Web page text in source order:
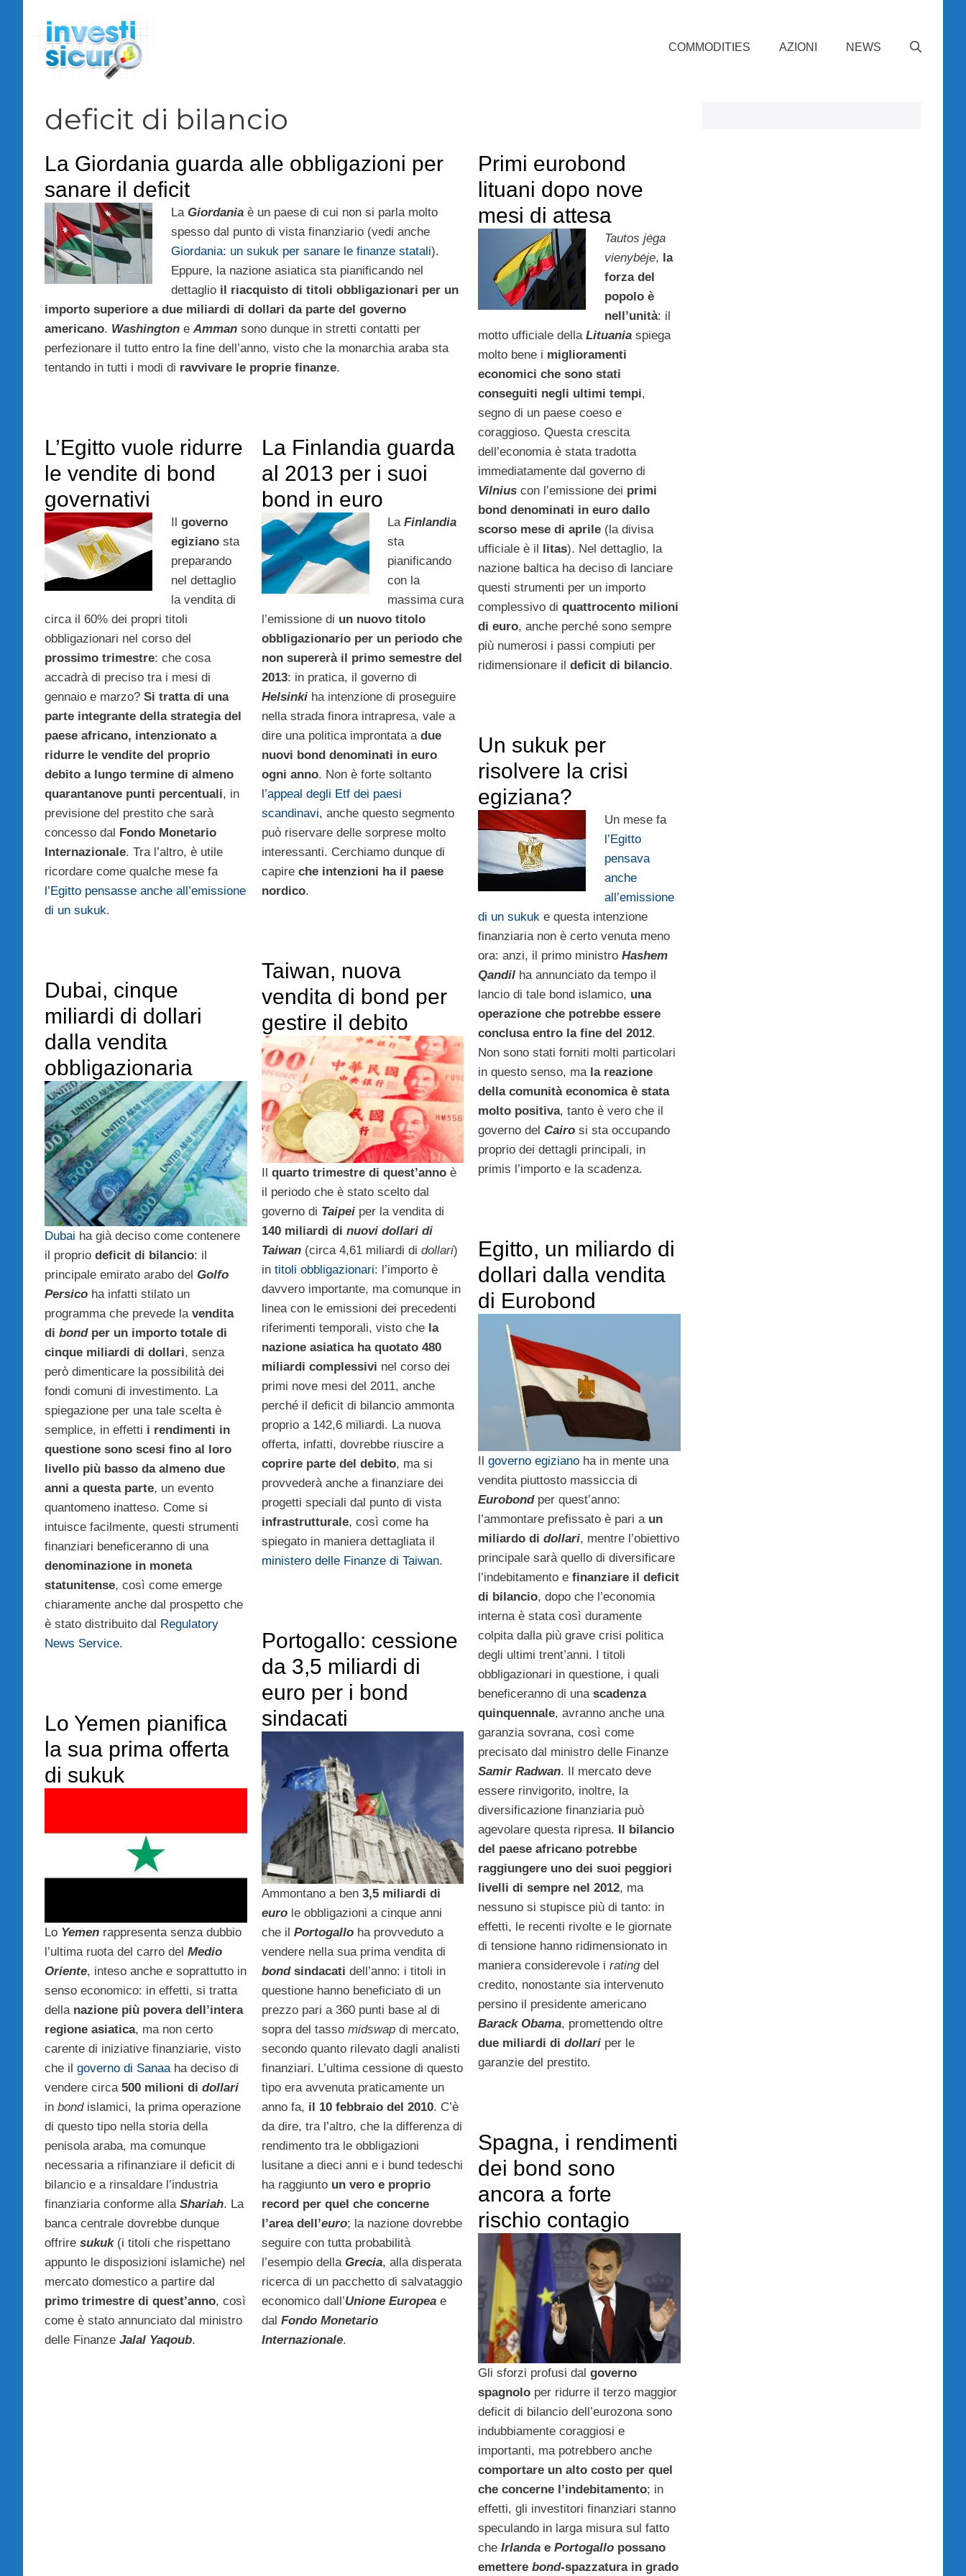
contenuto
COMMODITIES AZIONI NEWS
deficit di bilancio
La Giordania guarda alle obbligazioni per
sanare il deficit
La Giordania è un paese di cui non si parla molto
spesso dal punto di vista finanziario (vedi anche
Giordania: un sukuk per sanare le finanze statali).
Eppure, la nazione asiatica sta pianificando nel
dettaglio il riacquisto di titoli obbligazionari per un
importo superiore a due miliardi di dollari da parte del governo
americano. Washington e Amman sono dunque in stretti contatti per
perfezionare il tutto entro la fine dell’anno, visto che la monarchia araba sta
tentando in tutti i modi di ravvivare le proprie finanze.
Primi eurobond
lituani dopo nove
mesi di attesa
Tautos jėga
vienybėje, la
forza del
popolo è
nell’unità: il
motto ufficiale dellaLituania spiega
molto bene i miglioramenti
economici che sono stati
conseguiti negli ultimi tempi,
segno di un paese coeso e
coraggioso. Questa crescita
dell’economia è stata tradotta
immediatamente dal governo di
Vilnius con l’emissione dei primi
bond denominati in euro dallo
scorso mese di aprile (la divisa
ufficiale è il litas). Nel dettaglio, la
nazione baltica ha deciso di lanciare
questi strumenti per un importo
complessivo diquattrocento milioni
di euro, anche perché sono sempre
più numerosi i passi compiuti per
ridimensionare ildeficit di bilancio.
L’Egitto vuole ridurre
le vendite di bond
governativi
Il governo
egizianosta
preparando
nel dettaglio
la vendita di
circa il 60% dei propri titoli
obbligazionari nel corso del
prossimo trimestre: che cosa
accadrà di preciso tra i mesi di
gennaio e marzo? Si tratta di una
parte integrante della strategia del
paese africano, intenzionato a
ridurre le vendite del proprio
debito a lungo termine di almeno
quarantanove punti percentuali, in
previsione del prestito che sarà
concesso dal Fondo Monetario
Internazionale. Tra l’altro, è utile
ricordare come qualche mese fa
l’Egitto pensasse anche all’emissione
di un sukuk.
La Finlandia guarda
al 2013 per i suoi
bond in euro
LaFinlandia
sta
pianificando
con la
massima cura
l’emissione di un nuovo titolo
obbligazionario per un periodo che
non supererà il primo semestre del
2013: in pratica, il governo di
Helsinkiha intenzione di proseguire
nella strada finora intrapresa, vale a
dire una politica improntata a due
nuovi bond denominati in euro
ogni anno. Non è forte soltanto
l’appeal degli Etf dei paesi
scandinavi, anche questo segmento
può riservare delle sorprese molto
interessanti. Cerchiamo dunque di
capire che intenzioni ha il paese
nordico.
Un sukuk per
risolvere la crisi
egiziana?
Un mese fa
l’Egitto
pensava
anche
all’emissione
di un sukuk e questa intenzione
finanziaria non è certo venuta meno
ora: anzi, il primo ministroHashem
Qandil ha annunciato da tempo il
lancio di tale bond islamico, una
operazione che potrebbe essere
conclusa entro la fine del 2012.
Non sono stati forniti molti particolari
in questo senso, ma la reazione
della comunità economica è stata
molto positiva, tanto è vero che il
governo delCairo si sta occupando
proprio dei dettagli principali, in
primis l’importo e la scadenza.
Taiwan, nuova
vendita di bond per
gestire il debito
quarto trimestre di quest’annoè
il periodo che è stato scelto dal
governo di Taipeiper la vendita di
140 miliardi di nuovi dollari di
Taiwan(circa 4,61 miliardi di dollari)
in titoli obbligazionari: l’importo è
davvero importante, ma comunque in
linea con le emissioni dei precedenti
riferimenti temporali, visto che la
nazione asiatica ha quotato 480
miliardi complessivi nel corso dei
primi nove mesi del 2011, anche
perché il deficit di bilancio ammonta
proprio a 142,6 miliardi. La nuova
offerta, infatti, dovrebbe riuscire a
coprire parte del debito, ma si
provvederà anche a finanziare dei
progetti speciali dal punto di vista
infrastrutturale, così come ha
spiegato in maniera dettagliata il
ministero delle Finanze di Taiwan.
Dubai, cinque
miliardi di dollari
dalla vendita
obbligazionaria
Dubai ha già deciso come contenere
il proprio deficit di bilancio: il
principale emirato arabo del Golfo
Persico ha infatti stilato un
programma che prevede la vendita
di bondper un importo totale di
cinque miliardi di dollari, senza
però dimenticare la possibilità dei
fondi comuni di investimento. La
spiegazione per una tale scelta è
semplice, in effetti i rendimenti in
questione sono scesi fino al loro
livello più basso da almeno due
anni a questa parte, un evento
quantomeno inatteso. Come si
intuisce facilmente, questi strumenti
finanziari beneficeranno di una
denominazione in moneta
statunitense, così come emerge
chiaramente anche dal prospetto che
è stato distribuito dal Regulatory
News Service.
Egitto, un miliardo di
dollari dalla vendita
di Eurobond
Ilgoverno egiziano ha in mente una
vendita piuttosto massiccia di
Eurobondper quest’anno:
l’ammontare prefissato è pari a un
miliardo didollari, mentre l’obiettivo
principale sarà quello di diversificare
l’indebitamento efinanziare il deficit
di bilancio, dopo che l’economia
interna è stata così duramente
colpita dalla più grave crisi politica
degli ultimi trent’anni. I titoli
obbligazionari in questione, i quali
beneficeranno di unascadenza
quinquennale, avranno anche una
garanzia sovrana, così come
precisato dal ministro delle Finanze
Samir Radwan. Il mercato deve
essere rinvigorito, inoltre, la
diversificazione finanziaria può
agevolare questa ripresa.
Il bilancio
del paese africano potrebbe
raggiungere uno dei suoi peggiori
livelli di sempre nel 2012, ma
nessuno si stupisce più di tanto: in
effetti, le recenti rivolte e le giornate
di tensione hanno ridimensionato in
maniera considerevole iratingdel
credito, nonostante sia intervenuto
persino il presidente americano
Barack Obama, promettendo oltre
due miliardi didollari per le
garanzie del prestito.
Portogallo: cessione
da 3,5 miliardi di
euro per i bond
sindacati
Ammontano a ben 3,5 miliardi di
eurole obbligazioni a cinque anni
che il Portogalloha provveduto a
vendere nella sua prima vendita di
bondsindacati dell’anno: i titoli in
questione hanno beneficiato di un
prezzo pari a 360 punti base al di
sopra del tasso midswapdi mercato,
secondo quanto rilevato dagli analisti
finanziari. L’ultima cessione di questo
tipo era avvenuta praticamente un
anno fa, il 10 febbraio del 2010. C’è
da dire, tra l’altro, che la differenza di
rendimento tra le obbligazioni
lusitane a dieci anni e i bund tedeschi
ha raggiunto un vero e proprio
record per quel che concerne
l’area dell’euro; la nazione dovrebbe
seguire con tutta probabilità
l’esempio della Grecia, alla disperata
ricerca di un pacchetto di salvataggio
economico dall’Unione Europeae
dal Fondo Monetario
Internazionale.
Lo Yemen pianifica
la sua prima offerta
di sukuk
Lo Yemen rappresenta senza dubbio
l’ultima ruota del carro del Medio
Oriente, inteso anche e soprattutto in
senso economico: in effetti, si tratta
della nazione più povera dell’intera
regione asiatica, ma non certo
carente di iniziative finanziarie, visto
che il governo di Sanaaha deciso di
vendere circa 500 milioni di dollari
in bondislamici, la prima operazione
di questo tipo nella storia della
penisola araba, ma comunque
necessaria a rifinanziare il deficit di
bilancio e a rinsaldare l’industria
finanziaria conforme alla Shariah. La
banca centrale dovrebbe dunque
offrire sukuk(i titoli che rispettano
appunto le disposizioni islamiche) nel
mercato domestico a partire dal
primo trimestre di quest’anno, così
come è stato annunciato dal ministro
delle Finanze Jalal Yaqoub.
Spagna, i rendimenti
dei bond sono
ancora a forte
rischio contagio
Gli sforzi profusi dalgoverno
spagnolo per ridurre il terzo maggior
deficit di bilancio dell’eurozona sono
indubbiamente coraggiosi e
importanti, ma potrebbero anche
comportare un alto costo per quel
che concerne l’indebitamento; in
effetti, gli investitori finanziari stanno
speculando in larga misura sul fatto
cheIrlandae Portogallo possano
emetterebond-spazzatura in grado